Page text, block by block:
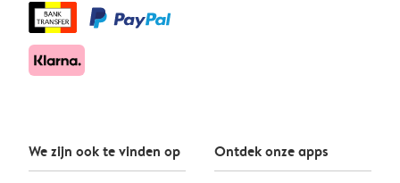
We zijn ook te vinden op Ontdek onze apps